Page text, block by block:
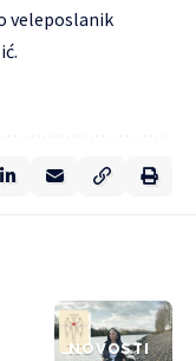
veleposlanik
NOVOSTI